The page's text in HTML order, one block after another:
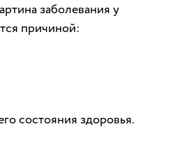
заболевания у
причиной:
состояния здоровья.